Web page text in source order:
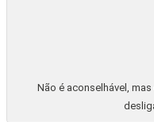
de controle.